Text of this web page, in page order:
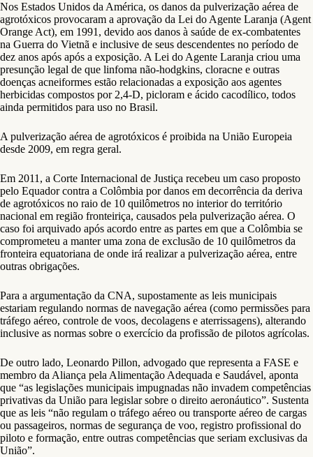
Nos Estados Unidos da América, os danos da pulverização aérea de
agrotóxicos provocaram a aprovação da Lei do Agente Laranja (Agent
Orange Act), em 1991, devido aos danos à saúde de ex-combatentes
na Guerra do Vietnã e inclusive de seus descendentes no período de
dez anos após após a exposição. A Lei do Agente Laranja criou uma
presunção legal de que linfoma não-hodgkins, cloracne e outras
doenças acneiformes estão relacionadas a exposição aos agentes
herbicidas compostos por 2,4-D, picloram e ácido cacodílico, todos
ainda permitidos para uso no Brasil.
A pulverização aérea de agrotóxicos é proibida na União Europeia
desde 2009, em regra geral.
Em 2011, a Corte Internacional de Justiça recebeu um caso proposto
pelo Equador contra a Colômbia por danos em decorrência da deriva
de agrotóxicos no raio de 10 quilômetros no interior do território
nacional em região fronteiriça, causados pela pulverização aérea. O
caso foi arquivado após acordo entre as partes em que a Colômbia se
comprometeu a manter uma zona de exclusão de 10 quilômetros da
fronteira equatoriana de onde irá realizar a pulverização aérea, entre
outras obrigações.
Para a argumentação da CNA, supostamente as leis municipais
estariam regulando normas de navegação aérea (como permissões para
tráfego aéreo, controle de voos, decolagens e aterrissagens), alterando
inclusive as normas sobre o exercício da profissão de pilotos agrícolas.
De outro lado, Leonardo Pillon, advogado que representa a FASE e
membro da Aliança pela Alimentação Adequada e Saudável, aponta
que “as legislações municipais impugnadas não invadem competências
privativas da União para legislar sobre o direito aeronáutico”. Sustenta
que as leis “não regulam o tráfego aéreo ou transporte aéreo de cargas
ou passageiros, normas de segurança de voo, registro profissional do
piloto e formação, entre outras competências que seriam exclusivas da
União”.